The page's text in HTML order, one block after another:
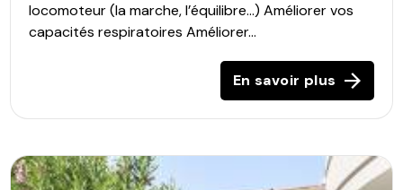
locomoteur (la marche, l’équilibre…) Améliorer vos
capacités respiratoires Améliorer...
En savoir plus